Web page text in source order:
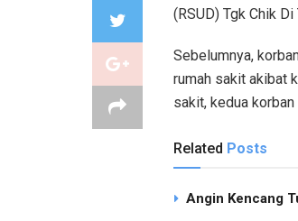
(RSUD) Tgk Chik
Sebelumnya,
rumah sakit akibat
sakit, kedua
Related Posts
Angin Kencang